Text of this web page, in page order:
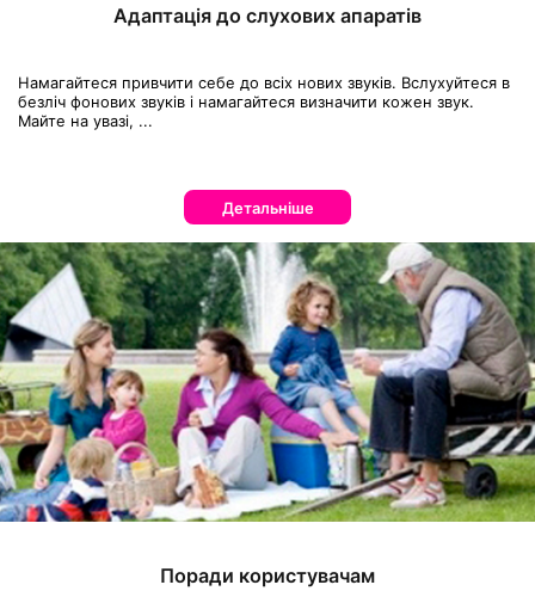
Адаптація до слухових апаратів
Намагайтеся привчити себе до всіх нових звуків. Вслухуйтеся в
безліч фонових звуків і намагайтеся визначити кожен звук.
Майте на увазі, ...
Детальніше
Поради користувачам